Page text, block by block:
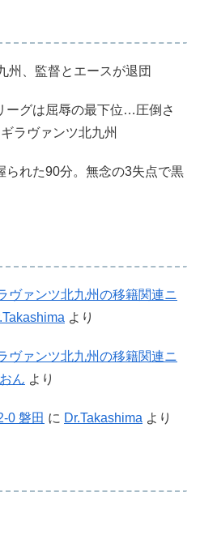
州、監督とエースが退団
ーグは屈辱の最下位…圧倒さ
ラヴァンツ北九州
られた90分。無念の3失点で黒
ヴァンツ北九州の移籍関連ニ
より
ヴァンツ北九州の移籍関連ニ
ん より
0 磐田 に Dr.Takashima より